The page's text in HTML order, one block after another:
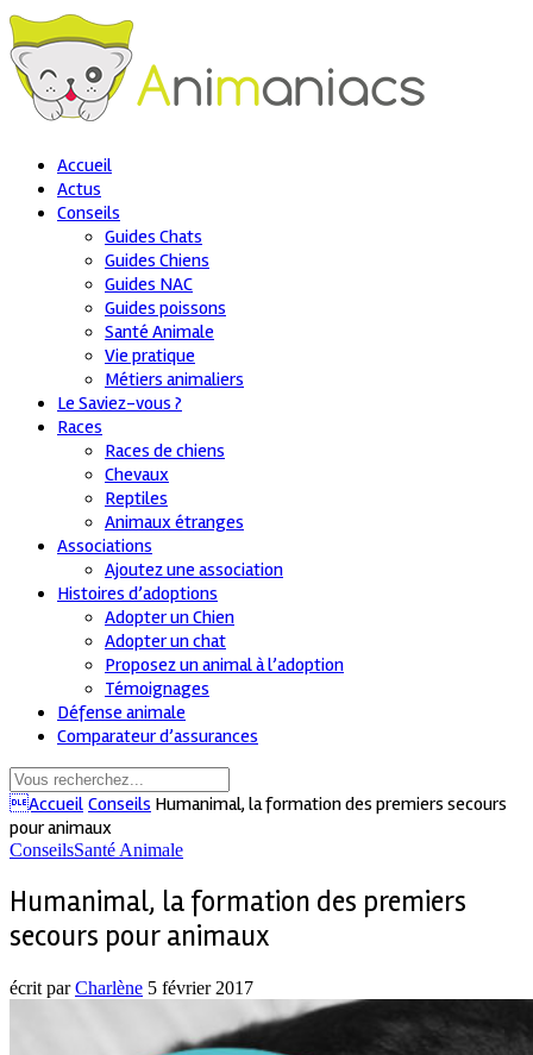
Accueil
Actus
Conseils
Guides Chats
Guides Chiens
Guides NAC
Guides poissons
Santé Animale
Vie pratique
Métiers animaliers
Le Saviez-vous ?
Races
Races de chiens
Chevaux
Reptiles
Animaux étranges
Associations
Ajoutez une association
Histoires d’adoptions
Adopter un Chien
Adopter un chat
Proposez un animal à l’adoption
Témoignages
Défense animale
Comparateur d’assurances
Accueil Conseils Humanimal, la formation des premiers secours
pour animaux
ConseilsSanté Animale
Humanimal, la formation des premiers
secours pour animaux
écrit parCharlène 5 février 2017